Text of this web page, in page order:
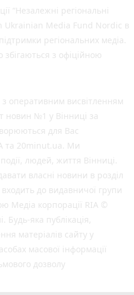
“Незалежні регіональні
Ukrainian Media Fund Nordic в
регіональних медіа.
збігаються з офіційною
оперативним висвітленням
новин №1 у Вінниці за
для Вас
та 20minut.ua. Ми
людей, життя Вінниці.
власні новини в розділ
до видавничої групи
Медіа корпорації RIA ©
Будь-яка публiкацiя,
матеріалів сайту у
масової інформації
дозволу